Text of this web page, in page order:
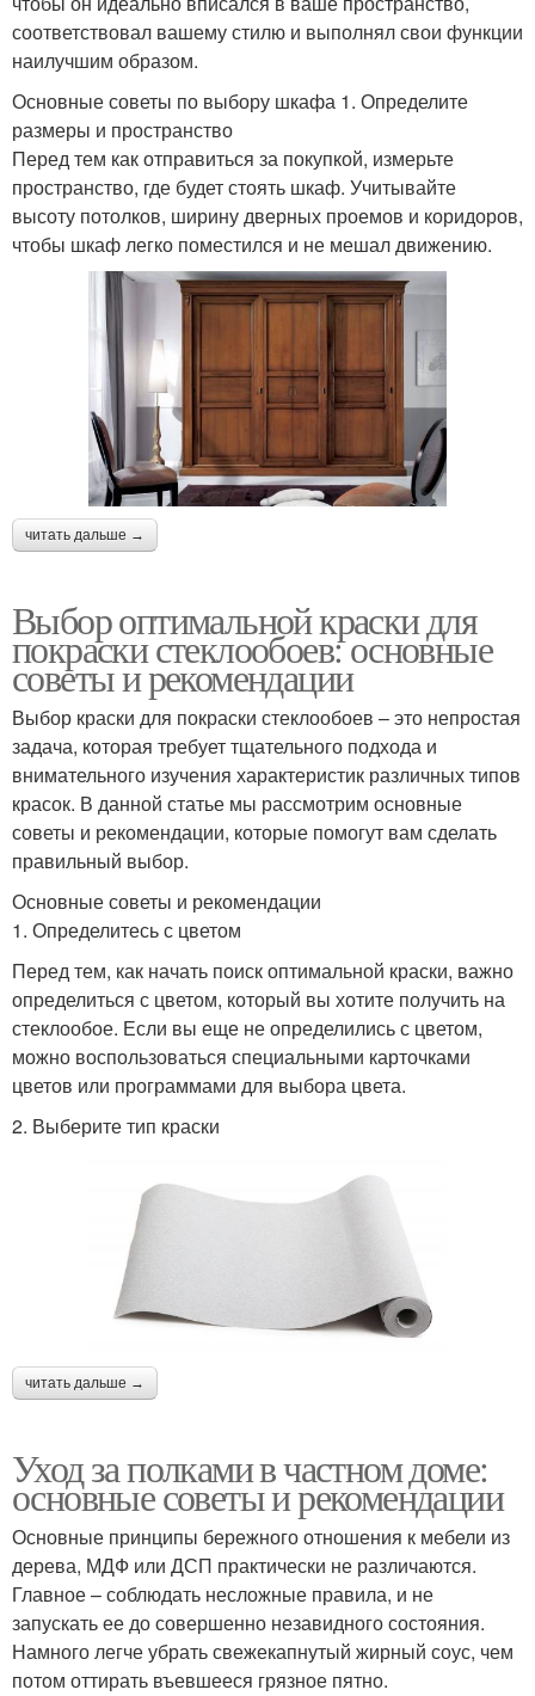
соответствовал вашему стилю и выполнял свои функции
наилучшим образом.
Основные советы по выбору шкафа 1. Определите
размеры и пространство
Перед тем как отправиться за покупкой, измерьте
пространство, где будет стоять шкаф. Учитывайте
высоту потолков, ширину дверных проемов и коридоров,
чтобы шкаф легко поместился и не мешал движению.
читать дальше →
Выбор оптимальной краски для
покраски стеклообоев: основные
советы и рекомендации
Выбор краски для покраски стеклообоев – это непростая
задача, которая требует тщательного подхода и
внимательного изучения характеристик различных типов
красок. В данной статье мы рассмотрим основные
советы и рекомендации, которые помогут вам сделать
правильный выбор.
Основные советы и рекомендации
1. Определитесь с цветом
Перед тем, как начать поиск оптимальной краски, важно
определиться с цветом, который вы хотите получить на
стеклообое. Если вы еще не определились с цветом,
можно воспользоваться специальными карточками
цветов или программами для выбора цвета.
2. Выберите тип краски
читать дальше →
Уход за полками в частном доме:
основные советы и рекомендации
Основные принципы бережного отношения к мебели из
дерева, МДФ или ДСП практически не различаются.
Главное – соблюдать несложные правила, и не
запускать ее до совершенно незавидного состояния.
Намного легче убрать свежекапнутый жирный соус, чем
потом оттирать въевшееся грязное пятно.